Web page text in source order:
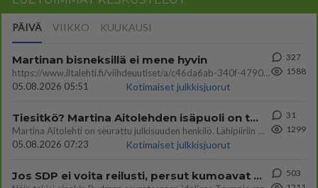
PÄIVÄ VIIKKO KUUKAUSI
Martinan bisneksillä ei mene hyvin
https://www.iltalehti.fi/viihdeuutiset/a/c46da6ab-340f-4790-aaa7-0865eed2336 Yrityksen konkurssihakemus on tullut kärä
05.08.2026 05:51
Kotimaiset julkkisjuorut
327
1588
Tiesitkö? Martina Aitolehden isäpuoli on tämä suosittu laulaja
Martina Aitolehti on seurattu julkisuuden henkilö. Lähipiiriin mahtuu muitakin tunnettuja henkilöitä. Tiesitkö, että Ma
05.08.2026 07:23
Kotimaiset julkkisjuorut
31
1299
Jos SDP ei voita reilusti, persut kumoavat demokratian Suomesta
503